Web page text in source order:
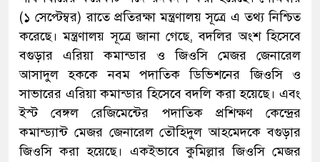
(১ সেপ্টেম্বর) রাতে প্রতিরক্ষা মন্ত্রণালয় সূত্রে এ তথ্য নিশ্চিত
করেছে। মন্ত্রণালয় সূত্রে জানা গেছে, বদলির অংশ হিসেবে
বগুড়ার এরিয়া কমান্ডার ও জিওসি মেজর জেনারেল
আসাদুল হককে নবম পদাতিক ডিভিশনের জিওসি ও
সাভারের এরিয়া কমান্ডার হিসেবে বদলি করা হয়েছে। এবং
ইস্ট বেঙ্গল রেজিমেন্টের পদাতিক প্রশিক্ষণ কেন্দ্রের
কমান্ড্যান্ট মেজর জেনারেল তৌহিদুল আহমেদকে বগুড়ার
জিওসি করা হয়েছে। একইভাবে কুমিল্লার জিওসি মেজর